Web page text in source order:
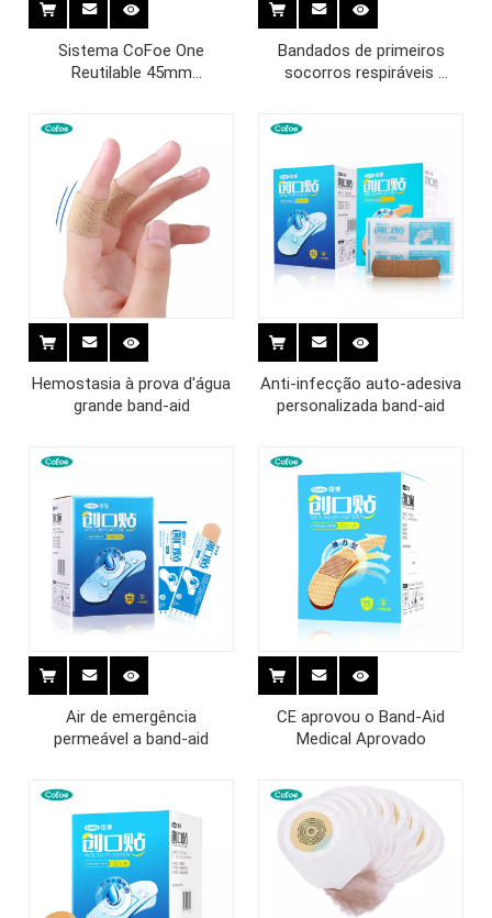
Sistema CoFoe One
Reutilable 45mm
Bandados de primeiros
socorros respiráveis ​​
Hemostasia à prova d'água
grande band-aid
Anti-infecção auto-adesiva
personalizada band-aid
Air de emergência
permeável a band-aid
CE aprovou o Band-Aid
Medical Aprovado